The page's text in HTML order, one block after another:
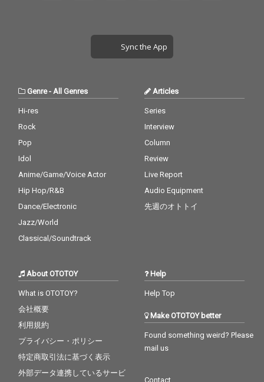
Sync the App
Genre- All Genres
Hi-res
Rock
Pop
Idol
Anime/Game/Voice Actor
Hip Hop/R&B
Dance/Electronic
Jazz/World
Classical/Soundtrack
Articles
Series
Interview
Column
Review
Live Report
Audio Equipment
先週のオトトイ
About OTOTOY
What is OTOTOY?
会社概要
利用規約
プライバシー・ポリシー
特定商取引法に基づく表示
外部データ連携しているサービ
Help
Help Top
Make OTOTOY better
Found something weird? Please
mail us
Contact